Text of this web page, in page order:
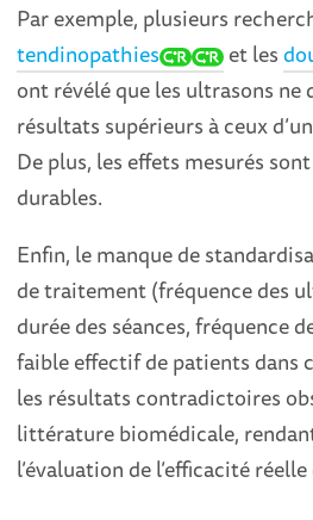
Par exemple, plusieurs
tendinopathies
et les
ont révélé que les ultrasons ne
résultats supérieurs à ceux
De plus, les effets mesurés
durables.
Enfin, le manque de
de traitement (fréquence des
durée des séances, fréquence
faible effectif de patients dans
les résultats contradictoires
littérature biomédicale,
l’évaluation de l’efficacité